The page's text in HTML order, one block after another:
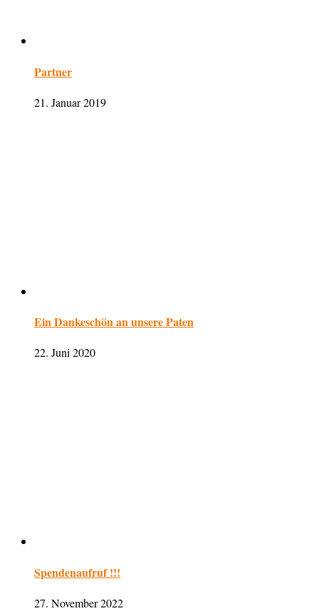
Partner
21. Januar 2019
Ein Dankeschön an unsere Paten
22. Juni 2020
Spendenaufruf !!!
27. November 2022